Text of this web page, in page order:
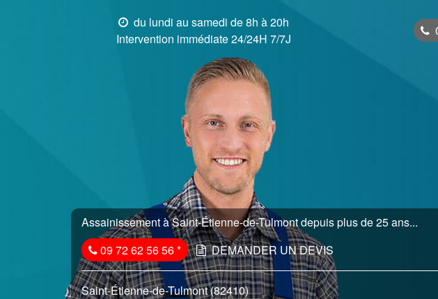
du lundi au samedi de 8h à 20h
Intervention immédiate 24/24H 7/7J
Assainissement à Saint-Étienne-de-Tulmont depuis plus de 25 ans...
09 72 62 56 56* DEMANDER UN DEVIS
Saint-Étienne-de-Tulmont (82410)